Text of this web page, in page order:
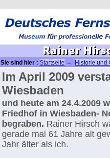
Sie sind hier : Startseite →
Historie und
Im April 2009
Wiesbaden
und heute am 24.4.2009
Friedhof in Wiesbaden-
begraben. Rainer Hirsch
gerade mal 61 Jahre alt
Jahr älter als ich.